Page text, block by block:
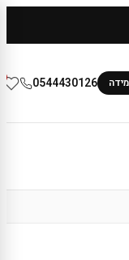
0544430126